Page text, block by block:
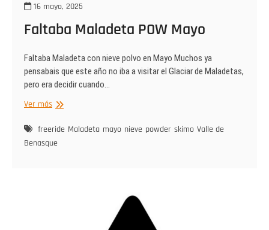
16 mayo, 2025
Faltaba Maladeta POW Mayo
Faltaba Maladeta con nieve polvo en Mayo Muchos ya
pensabais que este año no iba a visitar el Glaciar de Maladetas,
pero era decidir cuando…
Ver másFaltaba
POW
Mayo
freeride Maladeta mayo nieve powder skimo Valle de
Benasque